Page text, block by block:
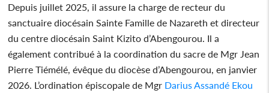
Depuis juillet 2025, il assure la charge de recteur du
sanctuaire diocésain Sainte Famille de Nazareth et directeur
du centre diocésain Saint Kizito d’Abengourou. Il a
également contribué à la coordination du sacre de Mgr Jean
Pierre Tiémélé, évêque du diocèse d’Abengourou, en janvier
2026. L’ordination épiscopale de Mgr Darius Assandé Ekou